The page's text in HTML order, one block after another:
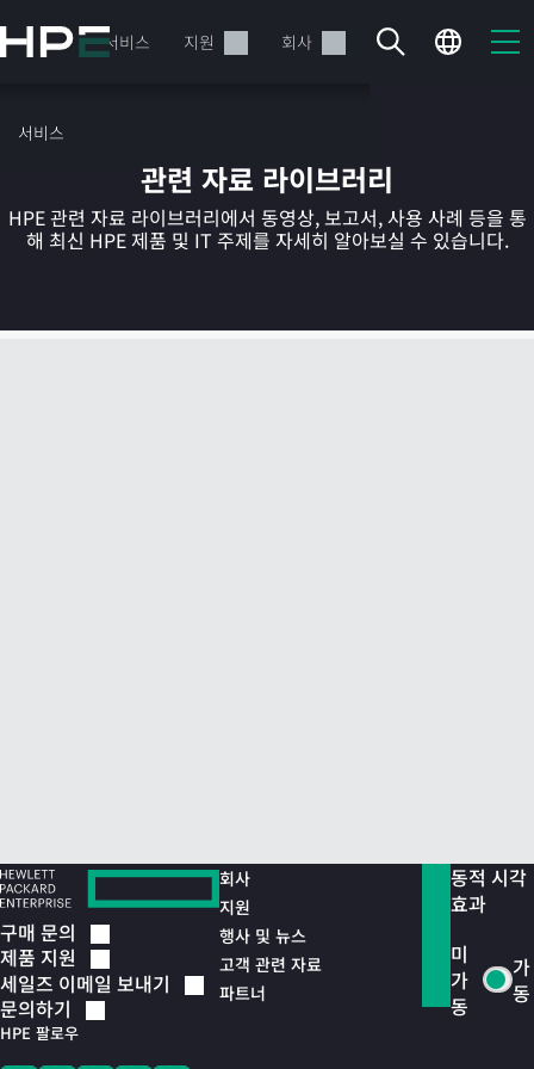
요
뛰
제품 서비스 지원 회사
서비스
현재 장바구니가 비어있습니다
관련 자료 라이브러리
HPE 관련 자료 라이브러리에서 동영상, 보고서, 사용 사례 등을 통
해 최신 HPE 제품 및 IT 주제를 자세히 알아보실 수 있습니다.
구매 문의
제품 지원
세일즈 이메일 보내기
문의하기
HPE 팔로우
회사
지원
행사 및 뉴스
고객 관련 자료
파트너
동적 시각
효과
미
가
동
가
동